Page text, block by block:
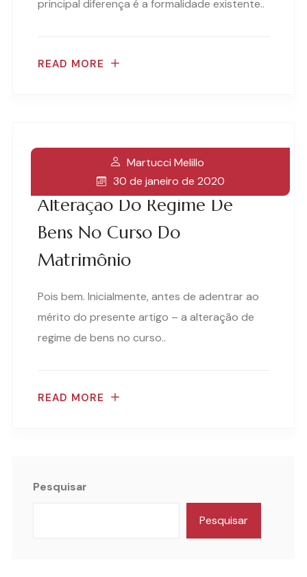
principal diferença é a formalidade existente..
READ MORE
Alteração Do Regime De
Bens No Curso Do
Matrimônio
Martucci Melillo
30 de janeiro de 2020
Pois bem. Inicialmente, antes de adentrar ao
mérito do presente artigo – a alteração de
regime de bens no curso..
READ MORE
Pesquisar
Pesquisar